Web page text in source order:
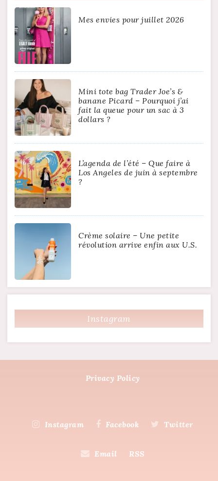
Mes envies pour juillet 2026
Mini tote bag Trader Joe’s &
banane Picard – Pourquoi j’ai
fait la queue pour un sac à 3
dollars ?
L’agenda de l’été – Que faire à
Los Angeles de juin à septembre
?
Crème solaire – Une petite
révolution arrive enfin aux U.S.
Instagram
Privacy Policy
Instagram Facebook Twitter
Email RSS